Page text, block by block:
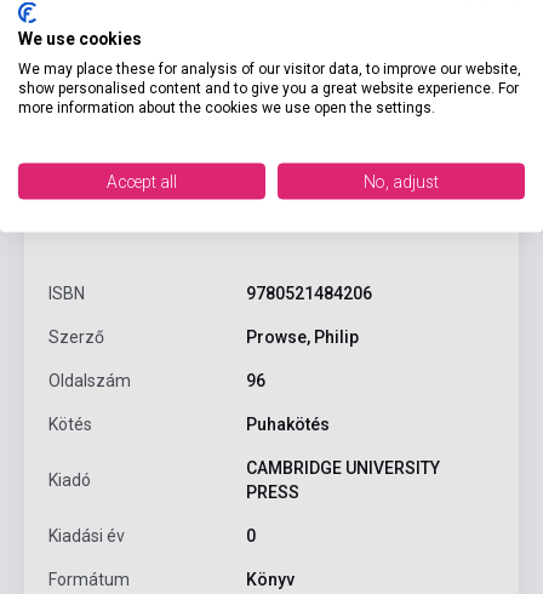
ISBN 9780521484206
Szerző Prowse, Philip
Oldalszám 96
Kötés Puhakötés
Kiadó
CAMBRIDGE UNIVERSITY
PRESS
Kiadási év 0
Formátum Könyv
We use cookies
We may place these for analysis of our visitor data, to improve our website,
show personalised content and to give you a great website experience. For
more information about the cookies we use open the settings.
Accept all No, adjust